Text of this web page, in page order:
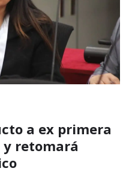
a ex primera
retomará